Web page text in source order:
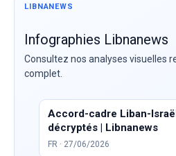
LIBNANEWS
Infographies Libnanews
Consultez nos analyses visuelles
complet.
Accord-cadre Liban-
décryptés | Libnanews
FR · 27/06/2026